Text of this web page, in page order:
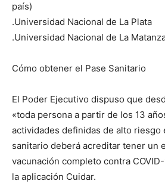
país)
.Universidad Nacional de La Plata
.Universidad Nacional de La
Cómo obtener el Pase Sanitario
El Poder Ejecutivo dispuso que
«toda persona a partir de los 13
actividades definidas de alto riesgo
sanitario deberá acreditar tener un
vacunación completo contra
la aplicación Cuidar.